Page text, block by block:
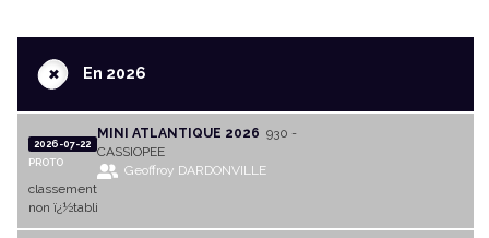
+En 2026
2026-07-22
PROTO
MINI ATLANTIQUE 2026 930 -
CASSIOPEE
Geoffroy DARDONVILLE
classement
non ï¿½tabli